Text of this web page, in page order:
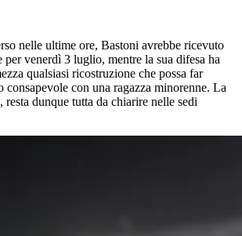
nelle ultime ore, Bastoni avrebbe ricevuto
venerdì 3 luglio, mentre la sua difesa ha
qualsiasi ricostruzione che possa far
consapevole con una ragazza minorenne. La
resta dunque tutta da chiarire nelle sedi